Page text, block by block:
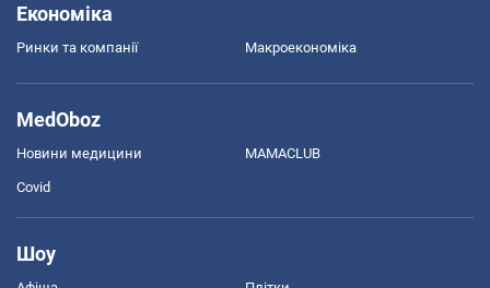
Економіка
Ринки та компанії Макроекономіка
MedOboz
Новини медицини MAMACLUB
Covid
Шоу